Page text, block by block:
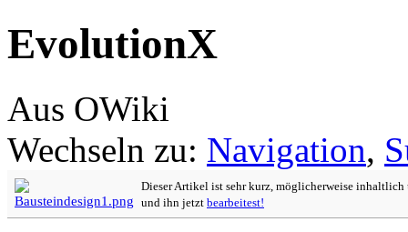
EvolutionX
Aus OWiki
Wechseln zu: Navigation,
Dieser Artikel ist sehr kurz, möglicherweise
und ihn jetzt bearbeitest!